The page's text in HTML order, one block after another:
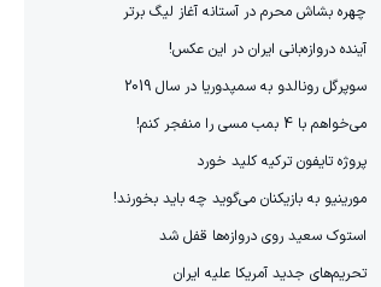
چهره بشاش محرم در آستانه آغاز لیگ برتر
آینده دروازه‌بانی ایران در این عکس!
سوپرگل رونالدو به سمپدوریا در سال 2019
می‌خواهم با 4 بمب مسی را منفجر کنم!
پروژه تایفون ترکیه کلید خورد
مورینیو به بازیکنان می‌گوید چه باید بخورند!
استوک سعید روی دروازه‌ها قفل شد
تحریم‌های جدید آمریکا علیه ایران